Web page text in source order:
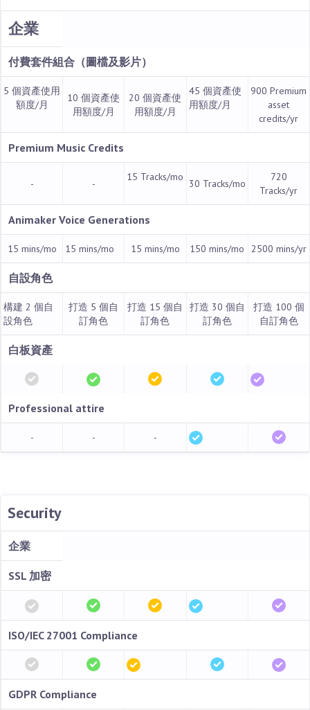
企業
付費套件組合 （圖檔及影片）
5 個資產使用
額度/月
10 個資產使
用額度/月
20 個資產使
用額度/月
45 個資產使
用額度/月
900 Premium
asset
credits/yr
Premium Music Credits
- -
15 Tracks/mo
30 Tracks/mo
720
Tracks/yr
Animaker Voice Generations
15 mins/mo 15 mins/mo 15 mins/mo 150 mins/mo 2500 mins/yr
自設角色
構建 2 個自
設角色
打造 5 個自
訂角色
打造 15 個自
訂角色
打造 30 個自
訂角色
打造 100 個
自訂角色
白板資產
Professional attire
- - -
Security
企業
SSL 加密
ISO/IEC 27001 Compliance
GDPR Compliance